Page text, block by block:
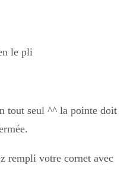
le pli
tout seul ^^ la pointe doit
rempli votre cornet avec